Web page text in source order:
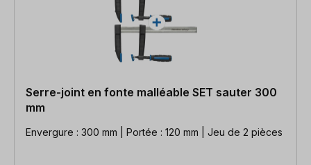
Serre-joint en fonte malléable SET sauter 300
mm
Envergure : 300 mm | Portée : 120 mm | Jeu de 2 pièces